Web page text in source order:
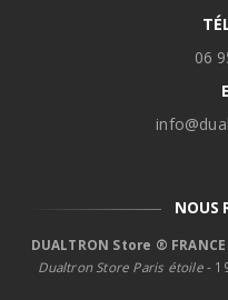
06
NOUS
DUALTRON Store ® FRANCE
Dualtron Store Paris étoile-